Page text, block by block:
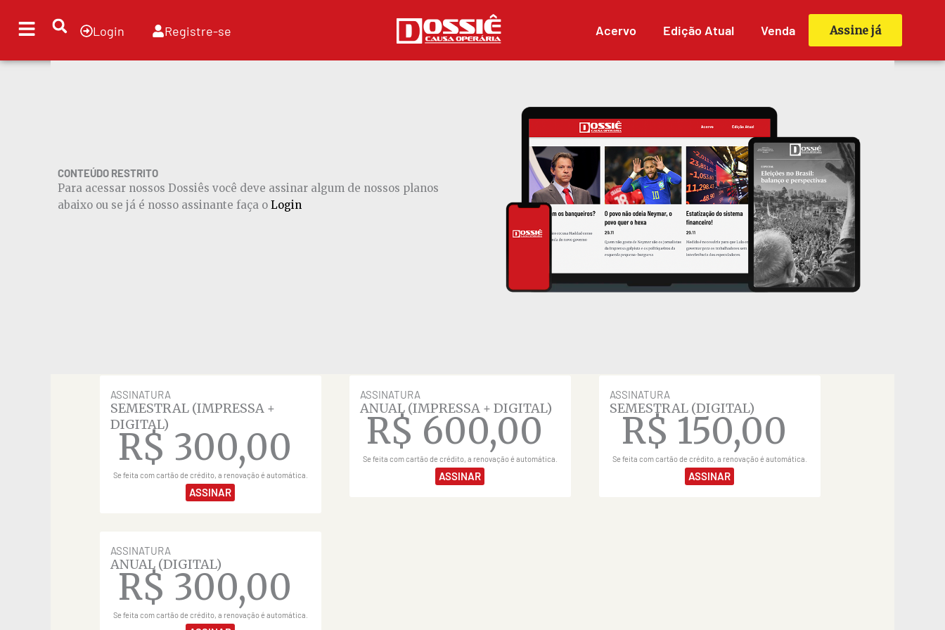
para
conteúdo
Login Registre-se Acervo Edição Atual Venda Assine já
CONTEÚDO RESTRITO
Para acessar nossos Dossiês você deve assinar algum de nossos planos
abaixo ou se já é nosso assinante faça o Login
ASSINATURA
SEMESTRAL (IMPRESSA +
DIGITAL)
R$ 300,00
Se feita com cartão de crédito, a renovação é automática.
ASSINAR
ASSINATURA
ANUAL (IMPRESSA + DIGITAL)
R$ 600,00
Se feita com cartão de crédito, a renovação é automática.
ASSINAR
ASSINATURA
SEMESTRAL (DIGITAL)
R$ 150,00
Se feita com cartão de crédito, a renovação é automática.
ASSINAR
ASSINATURA
ANUAL (DIGITAL)
R$ 300,00
Se feita com cartão de crédito, a renovação é automática.